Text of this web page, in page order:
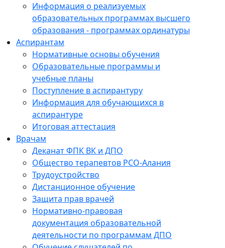
Информация о реализуемых
образовательных программах высшего
образования - программах ординатуры
Аспирантам
Нормативные основы обучения
Образовательные программы и
учебные планы
Поступление в аспирантуру
Информация для обучающихся в
аспирантуре
Итоговая аттестация
Врачам
Деканат ФПК ВК и ДПО
Общество терапевтов РСО-Алания
Трудоустройство
Дистанционное обучение
Защита прав врачей
Нормативно-правовая
документация образовательной
деятельности по программам ДПО